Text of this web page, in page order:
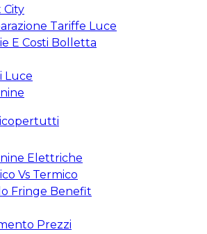
City
Tariffe Luce
E Costi Bolletta
Luce
Elettriche
Vs Termico
Fringe Benefit
Prezzi